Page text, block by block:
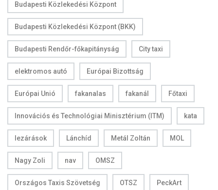
Budapesti Közlekedési Központ
Budapesti Közlekedési Központ (BKK)
Budapesti Rendőr-főkapitányság City taxi
elektromos autó Európai Bizottság
Európai Unió fakanalas fakanál Főtaxi
Innovációs és Technológiai Minisztérium (ITM) kata
lezárások Lánchíd Metál Zoltán MOL
Nagy Zoli nav OMSZ
Országos Taxis Szövetség OTSZ PeckArt